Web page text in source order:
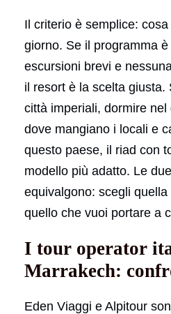
Il criterio è semplice:
giorno. Se il programma
escursioni brevi e
il resort è la scelta giusta.
città imperiali, dormire
dove mangiano i locali e
questo paese, il riad con
modello più adatto. Le
equivalgono: scegli
quello che vuoi portare a
I tour operator
Marrakech:
Eden Viaggi e Alpitour